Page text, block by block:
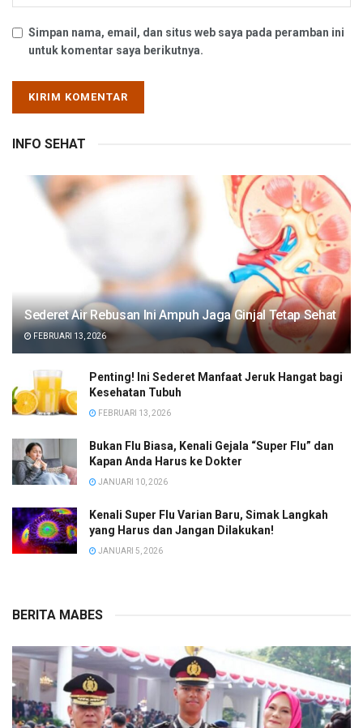
Simpan nama, email, dan situs web saya pada peramban ini
untuk komentar saya berikutnya.
INFO SEHAT
Sederet Air Rebusan Ini Ampuh Jaga Ginjal Tetap Sehat
FEBRUARI 13, 2026
Penting! Ini Sederet Manfaat Jeruk Hangat bagi
Kesehatan Tubuh
FEBRUARI 13, 2026
Bukan Flu Biasa, Kenali Gejala “Super Flu” dan
Kapan Anda Harus ke Dokter
JANUARI 10, 2026
Kenali Super Flu Varian Baru, Simak Langkah
yang Harus dan Jangan Dilakukan!
JANUARI 5, 2026
BERITA MABES